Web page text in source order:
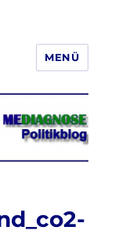
und Bild
MENÜ